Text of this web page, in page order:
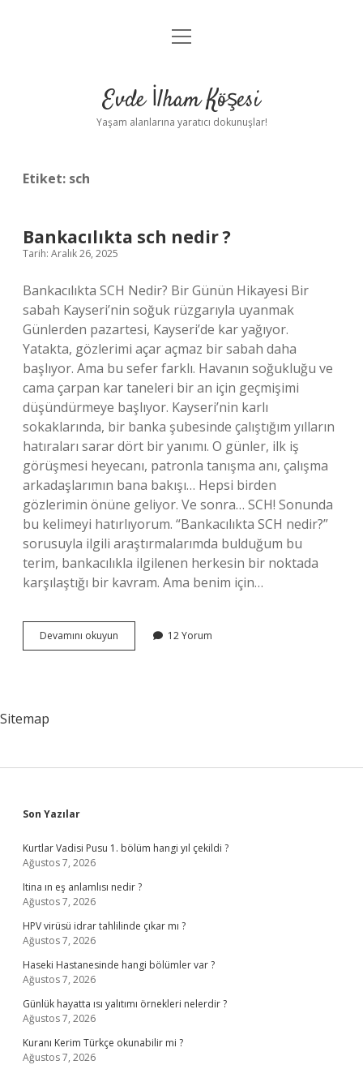
Anasayfa
Yasal Uyarı
menüyü
Evde İlham Köşesi
Yaşam alanlarına yaratıcı dokunuşlar!
Etiket: sch
Bankacılıkta sch nedir ?
Tarih: Aralık 26, 2025
Bankacılıkta SCH Nedir? Bir Günün Hikayesi Bir
sabah Kayseri’nin soğuk rüzgarıyla uyanmak
Günlerden pazartesi, Kayseri’de kar yağıyor.
Yatakta, gözlerimi açar açmaz bir sabah daha
başlıyor. Ama bu sefer farklı. Havanın soğukluğu ve
cama çarpan kar taneleri bir an için geçmişimi
düşündürmeye başlıyor. Kayseri’nin karlı
sokaklarında, bir banka şubesinde çalıştığım yılların
hatıraları sarar dört bir yanımı. O günler, ilk iş
görüşmesi heyecanı, patronla tanışma anı, çalışma
arkadaşlarımın bana bakışı… Hepsi birden
gözlerimin önüne geliyor. Ve sonra… SCH! Sonunda
bu kelimeyi hatırlıyorum. “Bankacılıkta SCH nedir?”
sorusuyla ilgili araştırmalarımda bulduğum bu
terim, bankacılıkla ilgilenen herkesin bir noktada
karşılaştığı bir kavram. Ama benim için…
Devamını okuyun Bankacılıkta
sch
12 Yorum
Sitemap
Sidebar
Son Yazılar
Kurtlar Vadisi Pusu 1. bölüm hangi yıl çekildi ?
Ağustos 7, 2026
Itina ın eş anlamlısı nedir ?
Ağustos 7, 2026
HPV virüsü idrar tahlilinde çıkar mı ?
Ağustos 7, 2026
Haseki Hastanesinde hangi bölümler var ?
Ağustos 7, 2026
Günlük hayatta ısı yalıtımı örnekleri nelerdir ?
Ağustos 7, 2026
Kuranı Kerim Türkçe okunabilir mi ?
Ağustos 7, 2026